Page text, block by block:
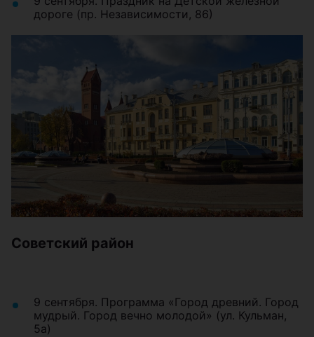
дороге (пр. Независимости, 86)
Советский район
9 сентября. Программа «Город древний. Город
мудрый. Город вечно молодой» (ул. Кульман,
5а)